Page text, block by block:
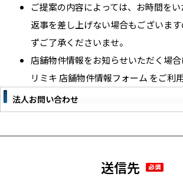
ご提案の内容によっては、お時間を
返事を差し上げない場合もございま
ずご了承くださいませ。
店舗物件情報をお知らせいただく場
リミキ 店舗物件情報フォーム をご利
法人お問い合わせ
送信先